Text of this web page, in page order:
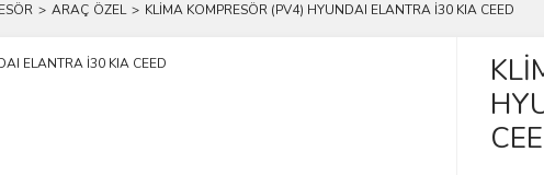
ARAÇ ÖZEL KLİMA KOMPRESÖR (PV4) HYUNDAI ELANTRA İ30 KIA CEED